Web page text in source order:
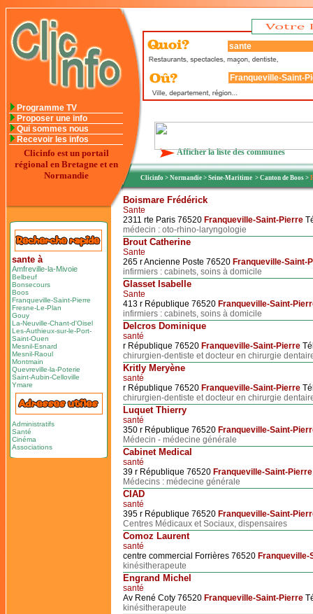
Programme TV
Proposer une info
Qui sommes nous
Recevoir les infos
Clicinfo est un portail
régional en Bretagne et en
Normandie
Afficher la liste des communes
Clicinfo > Normandie > Seine-Maritime > Canton de Boos >
sante à
Amfreville-la-Mivoie
Belbeuf
Bonsecours
Boos
Franqueville-Saint-Pierre
Fresne-Le-Plan
Gouy
La-Neuville-Chant-d'Oisel
Les-Authieux-sur-le-Port-
Saint-Ouen
Mesnil-Esnard
Mesnil-Raoul
Montmain
Quevreville-la-Poterie
Saint-Aubin-Celloville
Ymare
Administratifs
Santé
Cinéma
Associations
Boismare Frédérick
Sante
2311 rte Paris 76520 Franqueville-Saint-Pierre
médecin : oto-rhino-laryngologie
Brout Catherine
Sante
265 r Ancienne Poste 76520 Franqueville-Saint-
infirmiers : cabinets, soins à domicile
Glasset Isabelle
Sante
413 r République 76520 Franqueville-Saint-
infirmiers : cabinets, soins à domicile
Delcros Dominique
santé
r République 76520 Franqueville-Saint-Pierre
chirurgien-dentiste et docteur en chirurgie
Kritly Meryène
santé
r République 76520 Franqueville-Saint-Pierre
chirurgien-dentiste et docteur en chirurgie
Luquet Thierry
santé
350 r République 76520 Franqueville-Saint-
Médecin - médecine générale
Cabinet Medical
santé
39 r République 76520 Franqueville-Saint-Pierre
Médecins : médecine générale
CIAD
santé
395 r République 76520 Franqueville-Saint-
Centres Médicaux et Sociaux, dispensaires
Comoz Laurent
santé
centre commercial Forrières 76520 Franqueville-
kinésitherapeute
Engrand Michel
santé
Av René Coty 76520 Franqueville-Saint-Pierre
kinésitherapeute